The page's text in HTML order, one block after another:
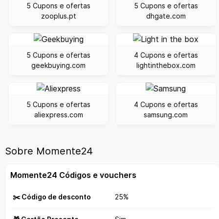
5 Cupons e ofertas
zooplus.pt
5 Cupons e ofertas
dhgate.com
5 Cupons e ofertas
geekbuying.com
4 Cupons e ofertas
lightinthebox.com
5 Cupons e ofertas
aliexpress.com
4 Cupons e ofertas
samsung.com
Sobre Momente24
Momente24 Códigos e vouchers
✂️ Código de desconto 25%